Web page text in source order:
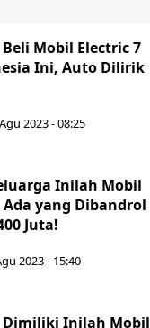
Mobil Electric 7
Ini, Auto Dilirik
2023 - 08:25
Inilah Mobil
Ada yang Dibandrol
Juta!
2023 - 15:40
Inilah Mobil